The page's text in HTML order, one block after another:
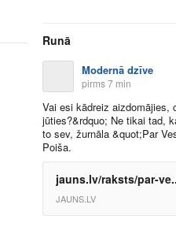
Runā
Modernā dzīve
pirms 7 min
Vai esi kādreiz
jūties?&rdquo; Ne tikai tad,
to sev, žurnāla &quot;Par
Poiša.
jauns.lv/raksts/par-
JAUNS.LV